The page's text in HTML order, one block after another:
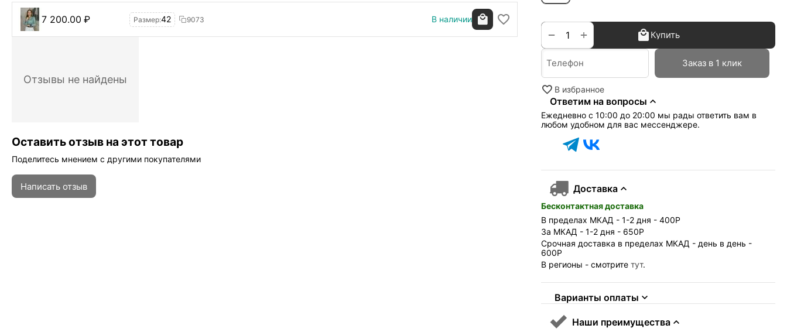
+
− Купить
Заказ в 1 клик
В избранное
Ответим на вопросы
Ежедневно с 10:00 до 20:00 мы рады ответить вам в
любом удобном для вас мессенджере.
Доставка
Бесконтактная доставка
В пределах МКАД - 1-2 дня - 400Р
За МКАД - 1-2 дня - 650Р
Срочная доставка в пределах МКАД - день в день -
600Р
В регионы - смотрите тут.
Варианты оплаты
Наши преимущества
7 200.00 ₽ В наличии
9073
Размер:42
Отзывы не найдены
Оставить отзыв на этот товар
Поделитесь мнением с другими покупателями
Написать отзыв